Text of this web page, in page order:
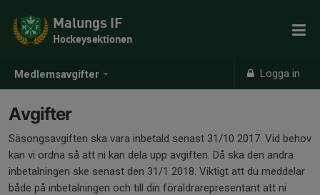
Medlemsavgifter Logga in
Malungs IF
Hockeysektionen
Avgifter
Säsongsavgiften ska vara inbetald senast 31/10 2017. Vid behov
kan vi ordna så att ni kan dela upp avgiften. Då ska den andra
inbetalningen ske senast den 31/1 2018. Viktigt att du meddelar
både på inbetalningen och till din föräldrarepresentant att ni